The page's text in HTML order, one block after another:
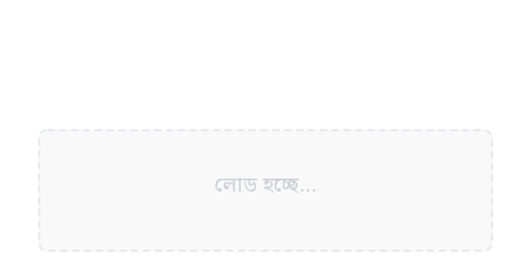
লোড হচ্ছে...